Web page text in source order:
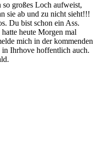
großes Loch aufweist,
sie ab und zu nicht sieht!!!
Du bist schon ein Ass.
heute Morgen mal
mich in der kommenden
Ihrhove hoffentlich auch.